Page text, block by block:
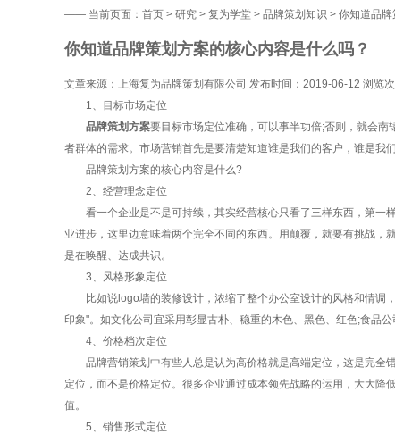
—— 当前页面： 首页 > 研究 > 复为学堂 > 品牌策划知识 > 你知道品牌
你知道品牌策划方案的核心内容是什么吗？
文章来源：上海复为品牌策划有限公司 发布时间：2019-06-12 浏览次
1、目标市场定位
品牌策划方案要目标市场定位准确，可以事半功倍;否则，就会
者群体的需求。市场营销首先是要清楚知道谁是我们的客户，谁是我
品牌策划方案的核心内容是什么?
2、经营理念定位
看一个企业是不是可持续，其实经营核心只看了三样东西，第一
业进步，这里边意味着两个完全不同的东西。用颠覆，就要有挑战
是在唤醒、达成共识。
3、风格形象定位
比如说logo墙的装修设计，浓缩了整个办公室设计的风格和情调，
印象"。如文化公司宜采用彰显古朴、稳重的木色、黑色、红色;食品
4、价格档次定位
品牌营销策划中有些人总是认为高价格就是高端定位，这是完全
定位，而不是价格定位。很多企业通过成本领先战略的运用，大大
值。
5、销售形式定位